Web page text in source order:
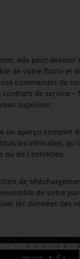
elle peut devenir
de votre flotte et
commandes de
de service –
supérieur.
un aperçu complet
les véhicules,
ou de l'entretien.
de
de votre
les données des